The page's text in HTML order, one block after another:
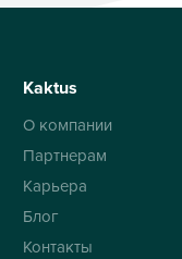
Kaktus
О компании
Партнерам
Карьера
Блог
Контакты